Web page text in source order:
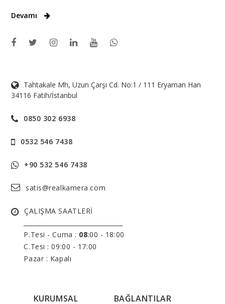
Devamı
Tahtakale Mh, Uzun Çarşı Cd. No:1 / 111 Eryaman Han
34116 Fatih/İstanbul
0850 302 6938
0532 546 7438
+90 532 546 7438
satis@realkamera.com
ÇALIŞMA SAATLERİ
P.Tesi - Cuma : 08:00 - 18:00
C.Tesi : 09:00 - 17:00
Pazar : Kapalı
KURUMSAL BAĞLANTILAR